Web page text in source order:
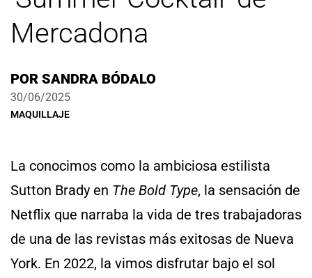
Mercadona
POR SANDRA BÓDALO
30/06/2025
MAQUILLAJE
La conocimos como la ambiciosa estilista
Sutton Brady en The Bold Type, la sensación de
Netflix que narraba la vida de tres trabajadoras
de una de las revistas más exitosas de Nueva
York. En 2022, la vimos disfrutar bajo el sol